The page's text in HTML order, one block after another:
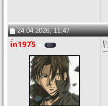
24.04.2026, 11:47
in1975